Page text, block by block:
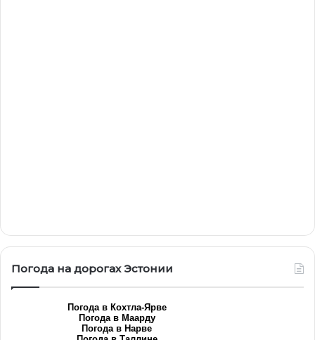
Погода на дорогах Эстонии
Погода в Кохтла-Ярве
Погода в Маарду
Погода в Нарве